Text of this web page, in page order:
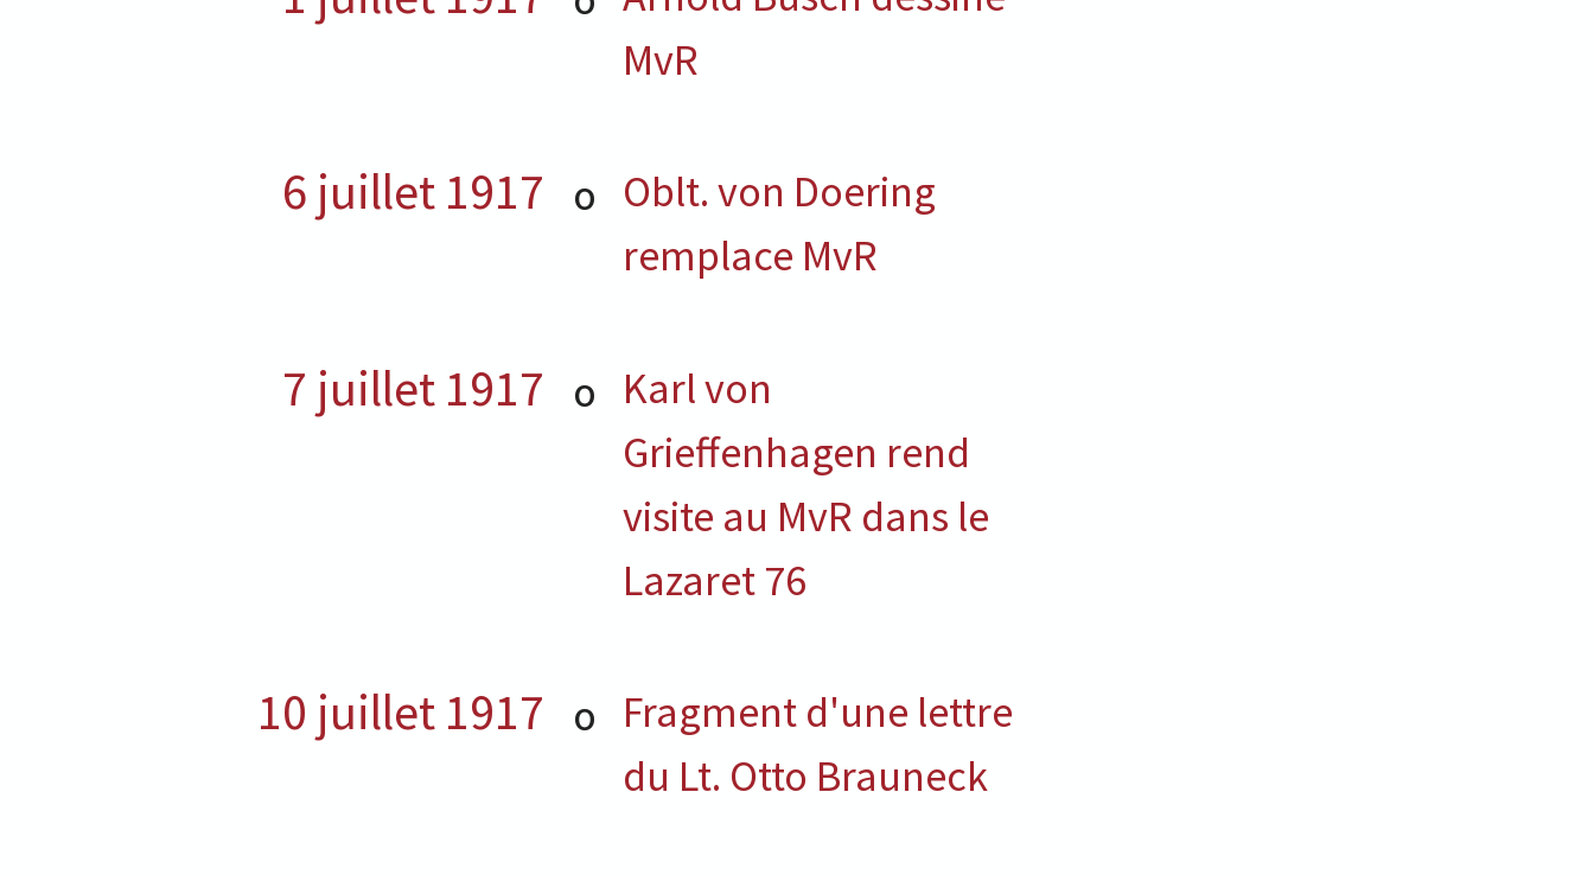
MvR
6 juillet 1917 O
Oblt. von Doering
remplace MvR
7 juillet 1917 O
Karl von
Grieffenhagen rend
visite au MvR dans le
Lazaret 76
10 juillet 1917 O
Fragment d'une lettre
du Lt. Otto Brauneck